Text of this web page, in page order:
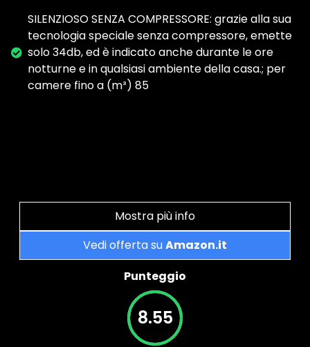
SILENZIOSO SENZA COMPRESSORE: grazie alla sua
tecnologia speciale senza compressore, emette
solo 34db, ed è indicato anche durante le ore
notturne e in qualsiasi ambiente della casa.; per
camere fino a (m³) 85
Mostra più info
Vedi offerta suAmazon.it
Punteggio
8.55